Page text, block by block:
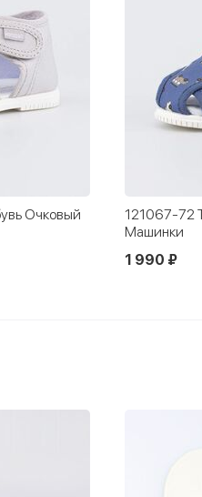
131209-11
щенок
1 990 ₽